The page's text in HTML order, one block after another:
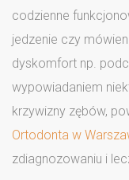
codzienne
jedzenie czy
dyskomfort np.
wypowiadaniem
krzywizny zębów,
Ortodonta w
zdiagnozowaniu i